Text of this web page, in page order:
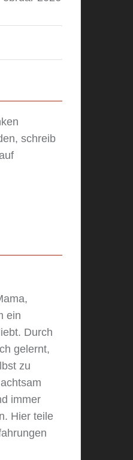
schreib
ein
Durch
gelernt,
zu
immer
Hier teile